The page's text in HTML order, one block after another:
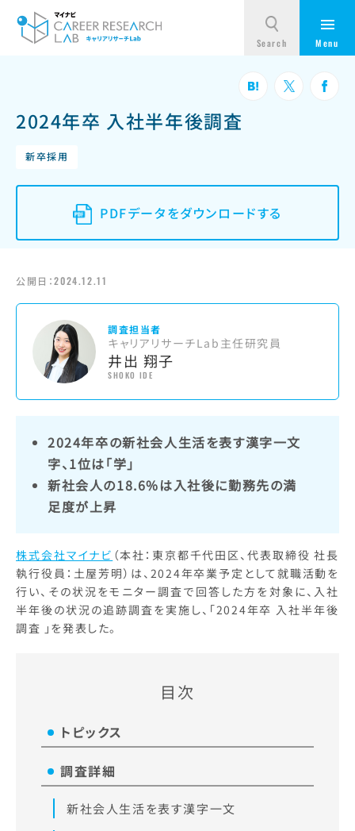
2024年卒 入社半年後調査
新卒採用
PDFデータをダウンロードする
公開日：2024.12.11
調査担当者
キャリアリサーチLab主任研究員
井出 翔子
SHOKO IDE
2024年卒の新社会人生活を表す漢字一文
字、1位は「学」
新社会人の18.6%は入社後に勤務先の満
足度が上昇
株式会社マイナビ （本社：東京都千代田区、代表取締役 社長
執行役員：土屋芳明）は、2024年卒業予定として就職活動を
行い、その状況をモニター調査で回答した方を対象に、入社
半年後の状況の追跡調査を実施し、「2024年卒 入社半年後
調査 」を発表した。
目次
トピックス
調査詳細
新社会人生活を表す漢字一文